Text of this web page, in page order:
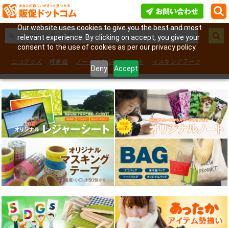
Our website uses cookies to give you the best and most
relevant experience. By clicking on accept, you give your
consent to the use of cookies as per our privacy policy.
Deny Accept
エコグッズ 絆創膏 ノート レジャーシート
マスキングテープ
フェイスシール